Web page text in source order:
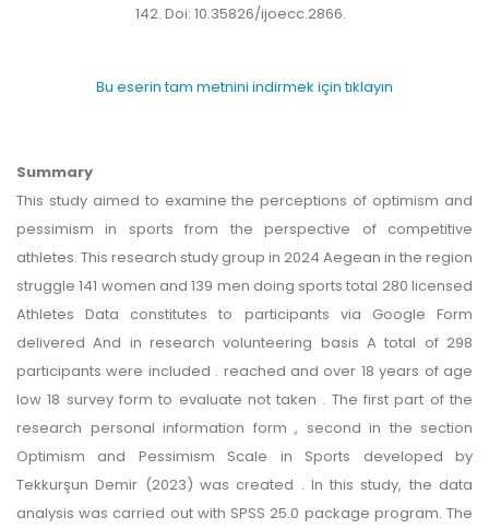
142. Doi: 10.35826/ijoecc.2866.
Bu eserin tam metnini indirmek için tıklayın
Summary
This study aimed to examine the perceptions of optimism and
pessimism in sports from the perspective of competitive
athletes. This research study group in 2024 Aegean in the region
struggle 141 women and 139 men doing sports total 280 licensed
Athletes Data constitutes to participants via Google Form
delivered And in research volunteering basis A total of 298
participants were included . reached and over 18 years of age
low 18 survey form to evaluate not taken . The first part of the
research personal information form , second in the section
Optimism and Pessimism Scale in Sports developed by
Tekkurşun Demir (2023) was created . In this study, the data
analysis was carried out with SPSS 25.0 package program. The